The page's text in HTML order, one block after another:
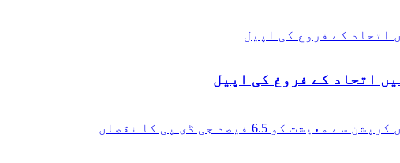
اتحاد کے فروغ کی اپیل